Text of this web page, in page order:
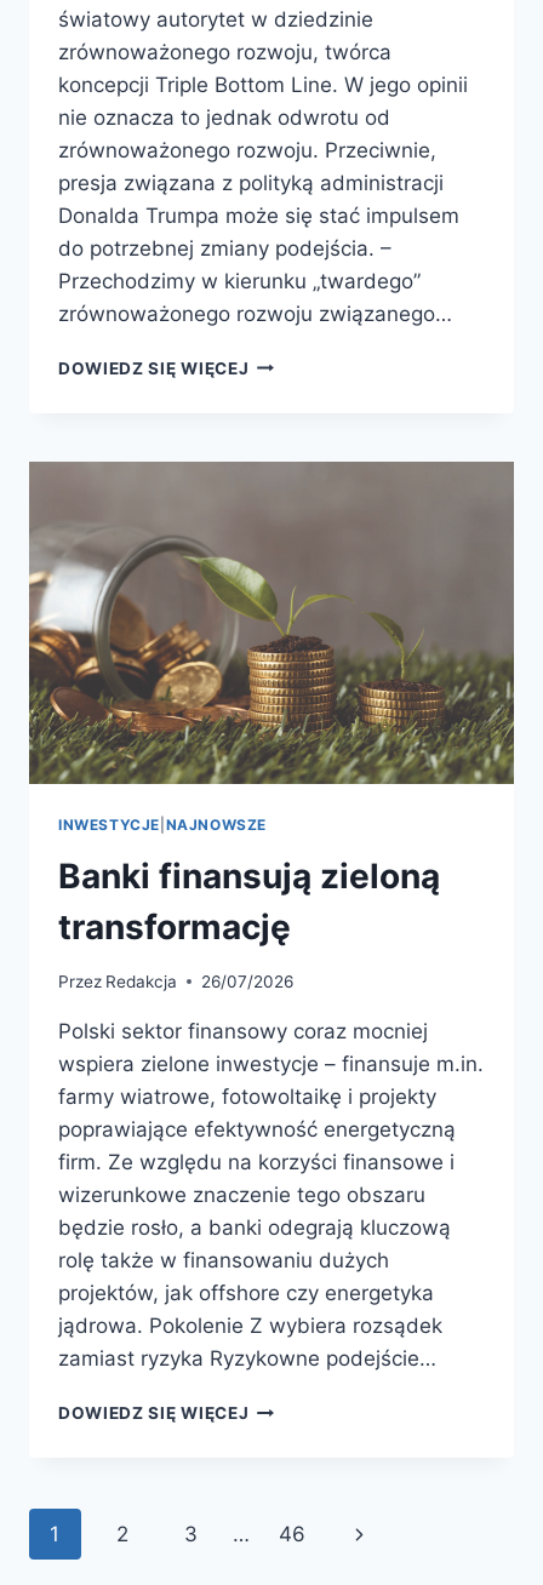
światowy autorytet w dziedzinie
zrównoważonego rozwoju, twórca
koncepcji Triple Bottom Line. W jego opinii
nie oznacza to jednak odwrotu od
zrównoważonego rozwoju. Przeciwnie,
presja związana z polityką administracji
Donalda Trumpa może się stać impulsem
do potrzebnej zmiany podejścia. –
Przechodzimy w kierunku „twardego”
zrównoważonego rozwoju związanego…
DOWIEDZ SIĘ WIĘCEJ
INWESTYCJE NAJNOWSZE
Banki finansują zieloną
transformację
Przez Redakcja 26/07/2026
Polski sektor finansowy coraz mocniej
wspiera zielone inwestycje – finansuje m.in.
farmy wiatrowe, fotowoltaikę i projekty
poprawiające efektywność energetyczną
firm. Ze względu na korzyści finansowe i
wizerunkowe znaczenie tego obszaru
będzie rosło, a banki odegrają kluczową
rolę także w finansowaniu dużych
projektów, jak offshore czy energetyka
jądrowa. Pokolenie Z wybiera rozsądek
zamiast ryzyka Ryzykowne podejście…
DOWIEDZ SIĘ WIĘCEJ
1 2 3 … 46